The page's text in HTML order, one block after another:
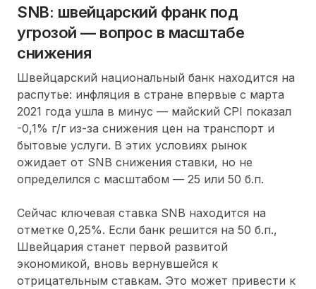
SNB: швейцарский франк под
угрозой — вопрос в масштабе
снижения
Швейцарский национальный банк находится на
распутье: инфляция в стране впервые с марта
2021 года ушла в минус — майский CPI показал
-0,1% г/г из-за снижения цен на транспорт и
бытовые услуги. В этих условиях рынок
ожидает от SNB снижения ставки, но не
определился с масштабом — 25 или 50 б.п.
Сейчас ключевая ставка SNB находится на
отметке 0,25%. Если банк решится на 50 б.п.,
Швейцария станет первой развитой
экономикой, вновь вернувшейся к
отрицательным ставкам. Это может привести к